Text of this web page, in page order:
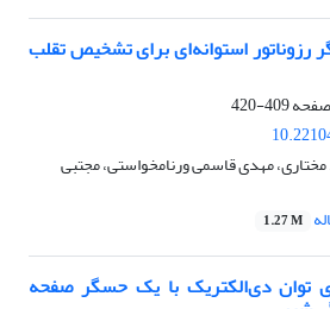
رزوناتور استوانه‌ای برای تشخیص تقلب
409-420
مهدی قاسمی ورنامخواستی، مجتبی
1.27 M
توان دی‌الکتریک با یک حسگر صفحه